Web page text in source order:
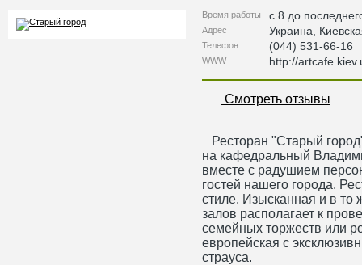
Время работы с 8 до
Адрес Украина
Телефон (044) 531-66-16
WWW http://
Смотреть отзывы
Ресторан "Старый
на кафедральный
вместе с радушием
гостей нашего города.
стиле. Изысканная и в то
залов располагает к
семейных торжеств или
европейская с
страуса.